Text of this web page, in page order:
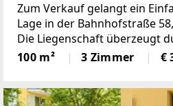
viel Potenzial zum
Zum Verkauf gelangt ein
Lage in der Bahnhofstraße
Die Liegenschaft überzeugt
Grundstück von ca. 790 m²
von rund 100 m² und bietet
100 m² 3 Zimmer €